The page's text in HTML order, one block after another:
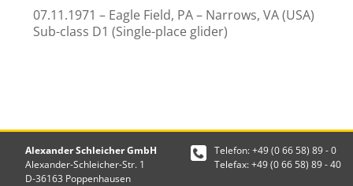
07.11.1971 – Eagle Field, PA – Narrows, VA (USA)
Sub-class D1 (Single-place glider)
Alexander Schleicher GmbH
Alexander-Schleicher-Str. 1
D-36163 Poppenhausen
Telefon: +49 (0 66 58) 89 - 0
Telefax: +49 (0 66 58) 89 - 40